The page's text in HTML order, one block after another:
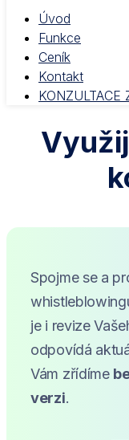
Úvod
Funkce
Ceník
Kontakt
KONZULTACE
Spojme se a
je i revize
odpovídá
Vám zřídíme
verzi.